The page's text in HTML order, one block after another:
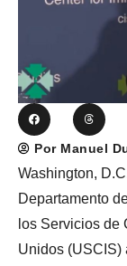
Por Manuel
Washington,
Departamento
los Servicios de
Unidos (USCIS)